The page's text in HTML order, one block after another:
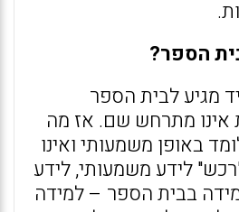
הספר?
מגיע לבית הספר
מתרחש שם. אז מה
באופן משמעותי ואינו
לידע משמעותי, לידע
בבית הספר – למידה